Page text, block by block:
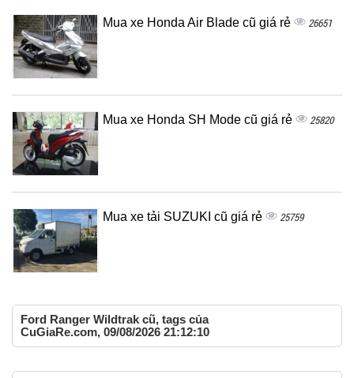
Mua xe Honda Air Blade cũ giá rẻ 26651
Mua xe Honda SH Mode cũ giá rẻ 25820
Mua xe tải SUZUKI cũ giá rẻ 25759
Ford Ranger Wildtrak cũ, tags của
CuGiaRe.com, 09/08/2026 21:12:10